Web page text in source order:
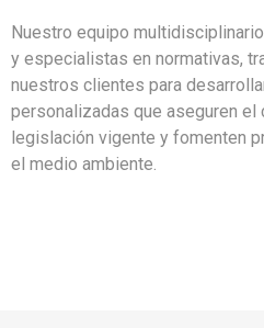
Nuestro equipo
y especialistas en normativas,
nuestros clientes para
personalizadas que aseguren el
legislación vigente y fomenten
el medio ambiente.